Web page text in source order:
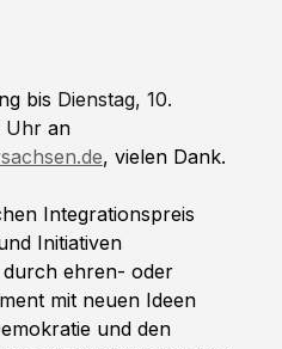
bis Dienstag, 10.
Uhr an
, vielen Dank.
Integrationspreis
Initiativen
durch ehren- oder
mit neuen Ideen
und den